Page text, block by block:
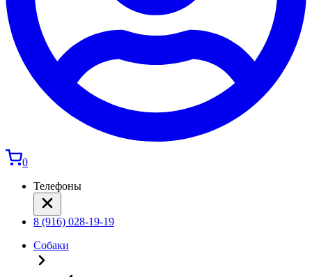
0
Телефоны
8 (916) 028-19-19
Собаки